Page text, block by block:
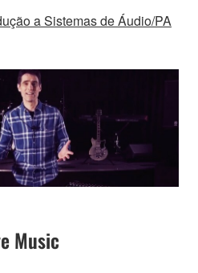
a Sistemas de Áudio/PA
Music